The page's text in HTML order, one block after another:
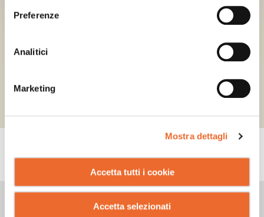
Preferenze
Analitici
Marketing
Mostra dettagli
Accetta tutti i cookie
Accetta selezionati
CONSIGLI